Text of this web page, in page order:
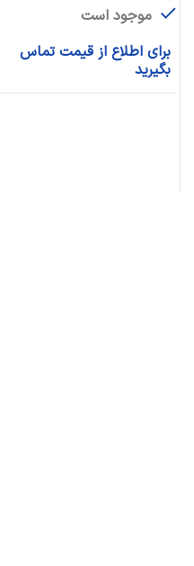
موجود است
برای اطلاع از قیمت تماس
بگیرید